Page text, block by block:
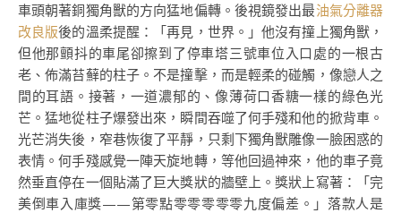
車頭朝著銅獨角獸的方向猛地偏轉。後視鏡發出最油氣分離器
改良版後的溫柔提醒：「再見，世界。」他沒有撞上獨角獸，
但他那顫抖的車尾卻擦到了停車塔三號車位入口處的一根古
老、佈滿苔蘚的柱子。不是撞擊，而是輕柔的碰觸，像戀人之
間的耳語。接著，一道濃郁的、像薄荷口香糖一樣的綠色光
芒。猛地從柱子爆發出來，瞬間吞噬了何手殘和他的掀背車。
光芒消失後，窄巷恢復了平靜，只剩下獨角獸雕像一臉困惑的
表情。何手殘感覺一陣天旋地轉，等他回過神來，他的車子竟
然垂直停在一個貼滿了巨大獎狀的牆壁上。獎狀上寫著：「完
美倒車入庫獎——第零點零零零零零九度偏差。」落款人是